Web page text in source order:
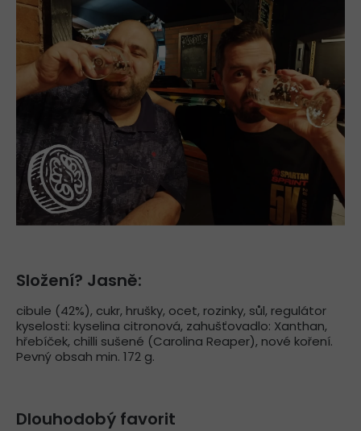
Složení? Jasně:
cibule (42%), cukr, hrušky, ocet, rozinky, sůl, regulátor
kyselosti: kyselina citronová, zahušťovadlo: Xanthan,
hřebíček, chilli sušené (Carolina Reaper), nové koření.
Pevný obsah min. 172 g.
Dlouhodobý favorit